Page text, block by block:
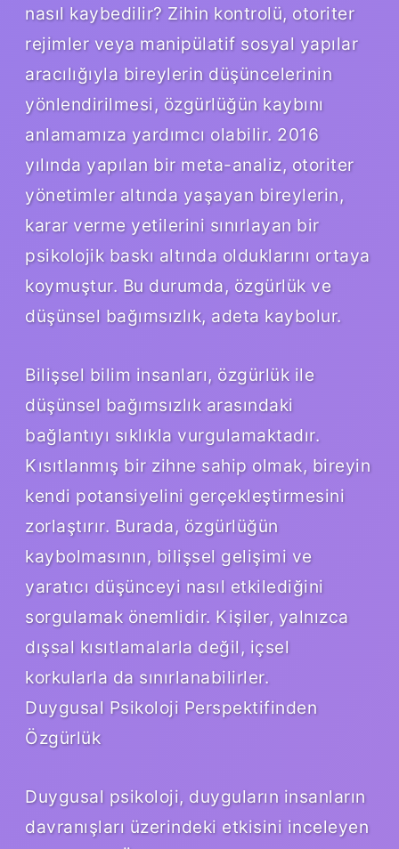
nasıl kaybedilir? Zihin kontrolü, otoriter
rejimler veya manipülatif sosyal yapılar
aracılığıyla bireylerin düşüncelerinin
yönlendirilmesi, özgürlüğün kaybını
anlamamıza yardımcı olabilir. 2016
yılında yapılan bir meta-analiz, otoriter
yönetimler altında yaşayan bireylerin,
karar verme yetilerini sınırlayan bir
psikolojik baskı altında olduklarını ortaya
koymuştur. Bu durumda, özgürlük ve
düşünsel bağımsızlık, adeta kaybolur.
Bilişsel bilim insanları, özgürlük ile
düşünsel bağımsızlık arasındaki
bağlantıyı sıklıkla vurgulamaktadır.
Kısıtlanmış bir zihne sahip olmak, bireyin
kendi potansiyelini gerçekleştirmesini
zorlaştırır. Burada, özgürlüğün
kaybolmasının, bilişsel gelişimi ve
yaratıcı düşünceyi nasıl etkilediğini
sorgulamak önemlidir. Kişiler, yalnızca
dışsal kısıtlamalarla değil, içsel
korkularla da sınırlanabilirler.
Duygusal Psikoloji Perspektifinden
Özgürlük
Duygusal psikoloji, duyguların insanların
davranışları üzerindeki etkisini inceleyen